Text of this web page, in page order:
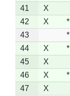
41
X
42
X *
43
*
44
X *
45
X
46
X *
47
X